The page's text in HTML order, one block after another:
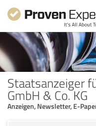
Staatsanzeiger
GmbH & Co. KG
Anzeigen, Newsletter, E-